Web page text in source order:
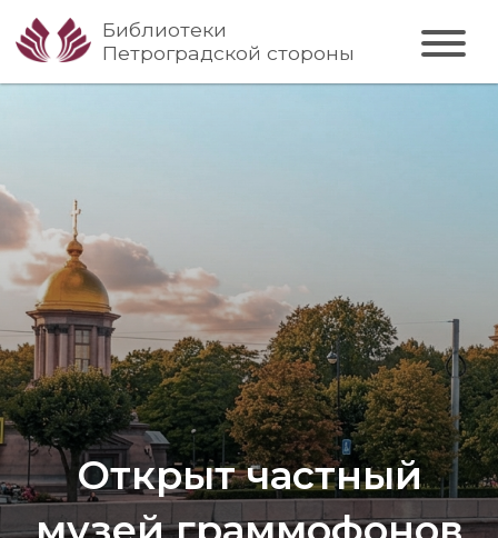
Библиотеки
Петроградской стороны
Открыт частный